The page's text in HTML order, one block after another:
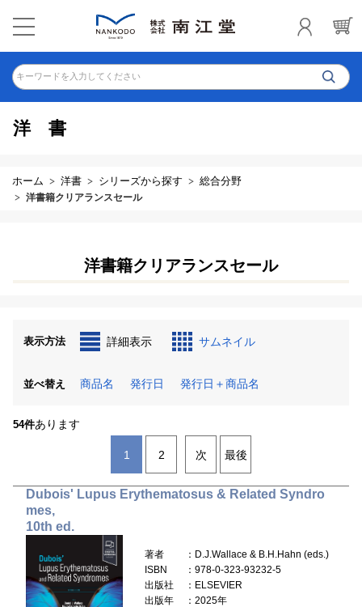
キーワードを入力してください
洋書
ホーム 洋書 シリーズから探す 総合分野
洋書籍クリアランスセール
洋書籍クリアランスセール
表示方法 詳細表示 サムネイル
並べ替え 商品名 発行日 発行日＋商品名
54件あります
1 2 次 最後
Dubois' Lupus Erythematosus & Related Syndro
mes,
10th ed.
著者
：D.J.Wallace & B.H.Hahn (eds.)
ISBN
：978-0-323-93232-5
出版社
：ELSEVIER
出版年
：2025年